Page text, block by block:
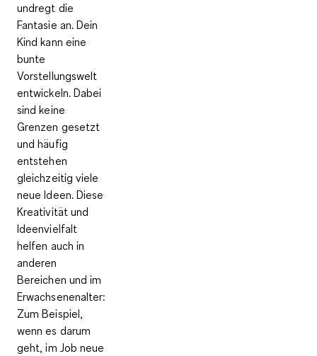
undregt die
Fantasie an. Dein
Kind kann eine
bunte
Vorstellungswelt
entwickeln. Dabei
sind keine
Grenzen gesetzt
und häufig
entstehen
gleichzeitig viele
neue Ideen. Diese
Kreativität und
Ideenvielfalt
helfen auch in
anderen
Bereichen und im
Erwachsenenalter:
Zum Beispiel,
wenn es darum
geht, im Job neue